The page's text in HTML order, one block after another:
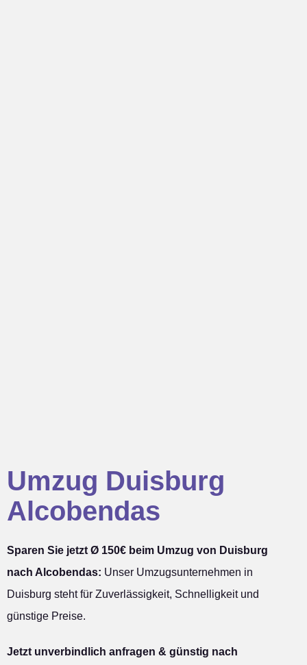
Umzug Duisburg
Alcobendas
Sparen Sie jetzt Ø 150€ beim Umzug von Duisburg
nach Alcobendas: Unser Umzugsunternehmen in
Duisburg steht für Zuverlässigkeit, Schnelligkeit und
günstige Preise.
Jetzt unverbindlich anfragen & günstig nach